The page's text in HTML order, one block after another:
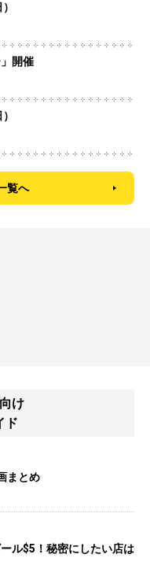
開催
覧へ
け
ド
まとめ
ル$5！秘密にしたい店は